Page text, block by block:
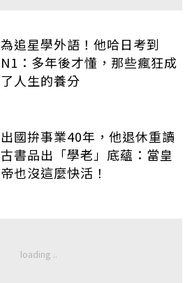
為追星學外語！他哈日考到
N1：多年後才懂，那些瘋狂成
了人生的養分
出國拚事業40年，他退休重讀
古書品出「學老」底蘊：當皇
帝也沒這麼快活！